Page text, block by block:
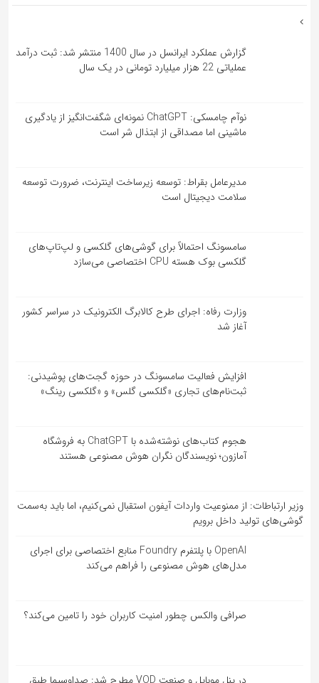
گزارش عملکرد ایرانسل در سال 1400 منتشر شد: ثبت درآمد
عملیاتی 22 هزار میلیارد تومانی در یک سال
نوآم چامسکی: ChatGPT نمونه‌ای شگفت‌انگیز از یادگیری
ماشینی اما مصداقی از ابتذال شر است
مدیرعامل بقراط: توسعه زیرساخت اینترنت، ضرورت توسعه
سلامت دیجیتال است
سامسونگ احتمالاً برای گوشی‌های گلکسی و لپ‌تاپ‌های
گلکسی بوک هسته CPU اختصاصی می‌سازد
وزارت رفاه: اجرای طرح کالابرگ الکترونیک در سراسر کشور
آغاز شد
افزایش فعالیت سامسونگ در حوزه گجت‌های پوشیدنی:
ثبت‌نام‌های تجاری «گلکسی گلس» و «گلکسی رینگ»
هجوم کتاب‌های نوشته‌شده با ChatGPT به فروشگاه
آمازون؛ نویسندگان نگران هوش مصنوعی هستند
وزیر ارتباطات: از ممنوعیت واردات آیفون استقبال نمی‌کنیم، اما باید به‌سمت
گوشی‌های تولید داخل برویم
OpenAI با پلتفرم Foundry منابع اختصاصی برای اجرای
مدل‌های هوش مصنوعی را فراهم می‌کند
صرافی والکس چطور امنیت کاربران خود را تامین می‌کند؟